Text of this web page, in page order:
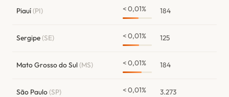
Piauí(PI) < 0,01% 184
Sergipe(SE) < 0,01% 125
Mato Grosso do Sul(MS) < 0,01% 184
São Paulo(SP) < 0,01% 3.273